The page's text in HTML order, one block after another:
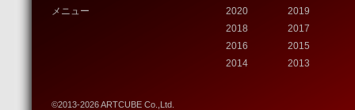
メニュー
2020
2019
2018
2017
2016
2015
2014
2013
©2013-2026 ARTCUBE Co.,Ltd.